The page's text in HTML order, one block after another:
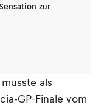
zur
als
GP-Finale vom